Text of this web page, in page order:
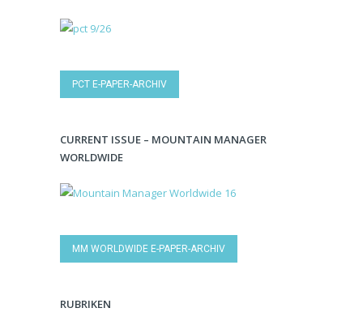
PCT E-PAPER-ARCHIV
CURRENT ISSUE – MOUNTAIN MANAGER
WORLDWIDE
MM WORLDWIDE E-PAPER-ARCHIV
RUBRIKEN